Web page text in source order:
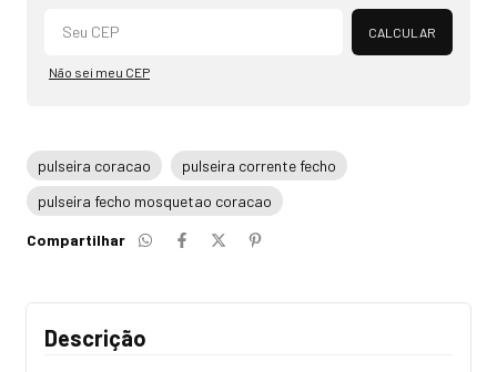
Alterar CEP
CALCULAR
Não sei meu CEP
pulseira coracao
pulseira corrente fecho
pulseira fecho mosquetao coracao
Compartilhar
Descrição